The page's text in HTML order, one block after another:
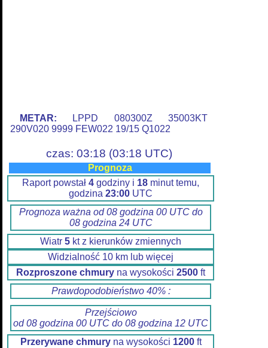
METAR: LPPD 080300Z 35003KT
290V020 9999 FEW022 19/15 Q1022
czas: 03:18 (03:18 UTC)
Prognoza
Raport powstał 4 godziny i 18 minut temu,
godzina 23:00 UTC
Prognoza ważna od 08 godzina 00 UTC do
08 godzina 24 UTC
Wiatr 5 kt z kierunków zmiennych
Widzialność 10 km lub więcej
Rozproszone chmury na wysokości 2500 ft
Prawdopodobieństwo 40% :
Przejściowo
od 08 godzina 00 UTC do 08 godzina 12 UTC
Przerywane chmuryna wysokości 1200ft